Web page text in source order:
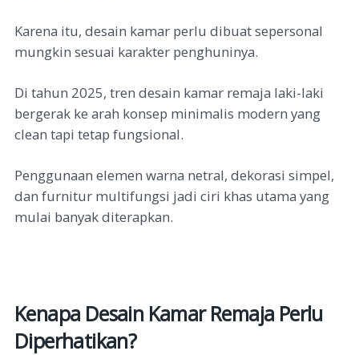
Karena itu, desain kamar perlu dibuat sepersonal
mungkin sesuai karakter penghuninya.
Di tahun 2025, tren desain kamar remaja laki-laki
bergerak ke arah konsep minimalis modern yang
clean tapi tetap fungsional.
Penggunaan elemen warna netral, dekorasi simpel,
dan furnitur multifungsi jadi ciri khas utama yang
mulai banyak diterapkan.
Kenapa Desain Kamar Remaja Perlu
Diperhatikan?